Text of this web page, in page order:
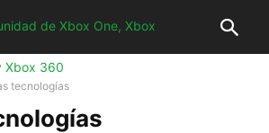
tecnologías